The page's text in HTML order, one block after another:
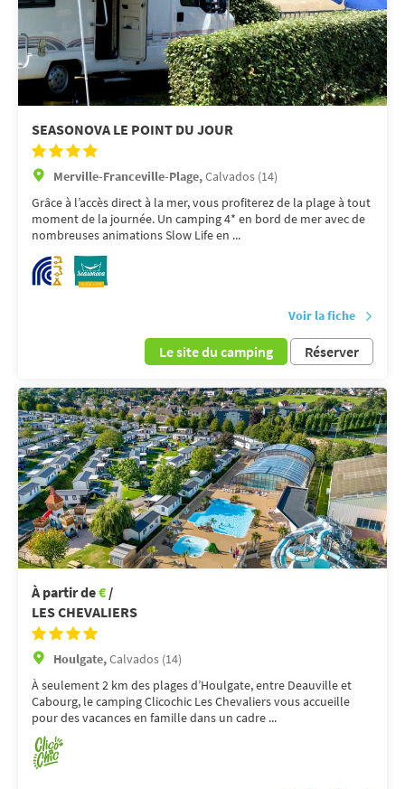
SEASONOVA LE POINT DU JOUR
Merville-Franceville-Plage,Calvados (14)
Grâce à l’accès direct à la mer, vous profiterez de la plage à tout
moment de la journée. Un camping 4* en bord de mer avec de
nombreuses animations Slow Life en ...
Voir la fiche
Le site du camping Réserver
À partir de€ /
LES CHEVALIERS
Houlgate,Calvados (14)
À seulement 2 km des plages d’Houlgate, entre Deauville et
Cabourg, le camping Clicochic Les Chevaliers vous accueille
pour des vacances en famille dans un cadre ...